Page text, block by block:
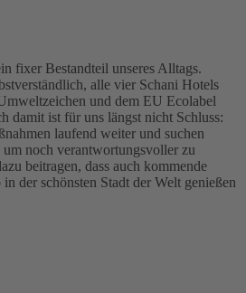
fixer Bestandteil unseres Alltags.
alle vier Schani Hotels
und dem EU Ecolabel
damit ist für uns längst nicht Schluss:
laufend weiter und suchen
um noch verantwortungsvoller zu
beitragen, dass auch kommende
der schönsten Stadt der Welt genießen